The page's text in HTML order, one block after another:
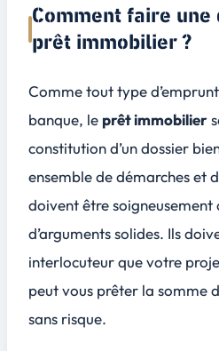
Comment faire une
prêt immobilier ?
Comme tout type
banque, le prêt immobilier
constitution d’un dossier
ensemble de démarches et
doivent être soigneusement
d’arguments solides. Ils
interlocuteur que votre
peut vous prêter la somme
sans risque.